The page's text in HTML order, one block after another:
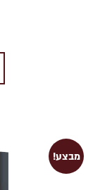
מבצע!